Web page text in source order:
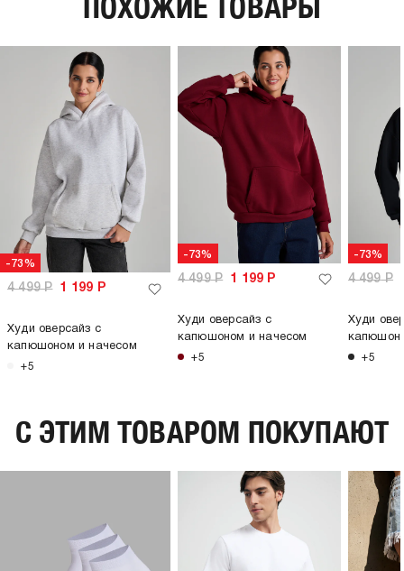
плотность материала,
-73%
4 499Р 1 199 Р
Худи оверсайз с
капюшоном и начесом
+5
-73%
4 499Р 1 199 Р
Худи оверсайз с
капюшоном и начесом
+5
-73%
4 499Р
Худи
+5
C ЭТИМ ТОВАРОМ ПОКУПАЮТ